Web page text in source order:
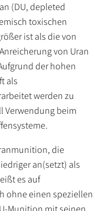
(DU, depleted
toxischen
ist als die von
von Uran
der hohen
als
werden zu
Verwendung beim
die
an(setzt) als
es auf
ohne einen speziellen